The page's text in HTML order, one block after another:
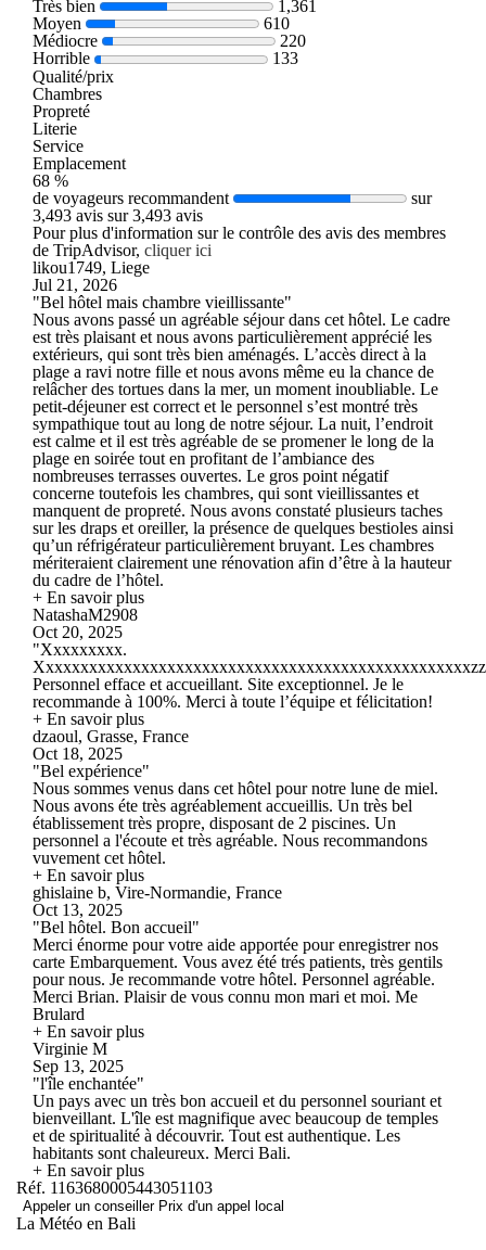
Très bien
1,361
Moyen
610
Médiocre
220
Horrible
133
Qualité/prix
Chambres
Propreté
Literie
Service
Emplacement
68 %
de voyageurs recommandent
sur
3,493 avis sur 3,493 avis
Pour plus d'information sur le contrôle des avis des membres
de TripAdvisor, cliquer ici
likou1749, Liege
Jul 21, 2026
"Bel hôtel mais chambre vieillissante"
Nous avons passé un agréable séjour dans cet hôtel. Le cadre
est très plaisant et nous avons particulièrement apprécié les
extérieurs, qui sont très bien aménagés. L’accès direct à la
plage a ravi notre fille et nous avons même eu la chance de
relâcher des tortues dans la mer, un moment inoubliable. Le
petit-déjeuner est correct et le personnel s’est montré très
sympathique tout au long de notre séjour. La nuit, l’endroit
est calme et il est très agréable de se promener le long de la
plage en soirée tout en profitant de l’ambiance des
nombreuses terrasses ouvertes. Le gros point négatif
concerne toutefois les chambres, qui sont vieillissantes et
manquent de propreté. Nous avons constaté plusieurs taches
sur les draps et oreiller, la présence de quelques bestioles ainsi
qu’un réfrigérateur particulièrement bruyant. Les chambres
mériteraient clairement une rénovation afin d’être à la hauteur
du cadre de l’hôtel.
+ En savoir plus
NatashaM2908
Oct 20, 2025
"Xxxxxxxxx.
Personnel efface et accueillant. Site exceptionnel. Je le
recommande à 100%. Merci à toute l’équipe et félicitation!
+ En savoir plus
dzaoul, Grasse, France
Oct 18, 2025
"Bel expérience"
Nous sommes venus dans cet hôtel pour notre lune de miel.
Nous avons éte très agréablement accueillis. Un très bel
établissement très propre, disposant de 2 piscines. Un
personnel a l'écoute et très agréable. Nous recommandons
vuvement cet hôtel.
+ En savoir plus
ghislaine b, Vire-Normandie, France
Oct 13, 2025
"Bel hôtel. Bon accueil"
Merci énorme pour votre aide apportée pour enregistrer nos
carte Embarquement. Vous avez été trés patients, très gentils
pour nous. Je recommande votre hôtel. Personnel agréable.
Merci Brian. Plaisir de vous connu mon mari et moi. Me
Brulard
+ En savoir plus
Virginie M
Sep 13, 2025
"l'île enchantée"
Un pays avec un très bon accueil et du personnel souriant et
bienveillant. L'île est magnifique avec beaucoup de temples
et de spiritualité à découvrir. Tout est authentique. Les
habitants sont chaleureux. Merci Bali.
+ En savoir plus
Réf. 1163680005443051103
Appeler un conseiller Prix d'un appel local
La Météo en Bali